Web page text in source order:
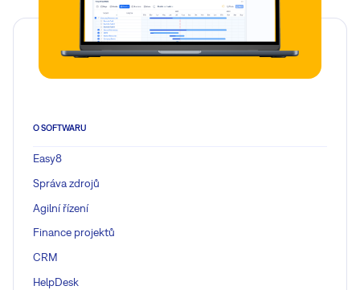
O SOFTWARU
Easy8
Správa zdrojů
Agilní řízení
Finance projektů
CRM
HelpDesk